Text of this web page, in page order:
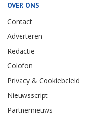
OVER ONS
Contact
Adverteren
Redactie
Colofon
Privacy & Cookiebeleid
Nieuwsscript
Partnernieuws